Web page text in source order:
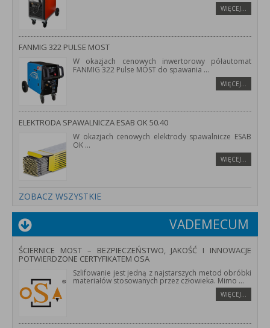
WIĘCEJ…
FANMIG 322 PULSE MOST
W okazjach cenowych inwertorowy półautomat
FANMIG 322 Pulse MOST do spawania ...
WIĘCEJ…
ELEKTRODA SPAWALNICZA ESAB OK 50.40
W okazjach cenowych elektrody spawalnicze ESAB
OK ...
WIĘCEJ…
ZOBACZ WSZYSTKIE
VADEMECUM
ŚCIERNICE MOST – BEZPIECZEŃSTWO, JAKOŚĆ I INNOWACJE
POTWIERDZONE CERTYFIKATEM OSA
Szlifowanie jest jedną z najstarszych metod obróbki
materiałów stosowanych przez człowieka. Mimo ...
WIĘCEJ…